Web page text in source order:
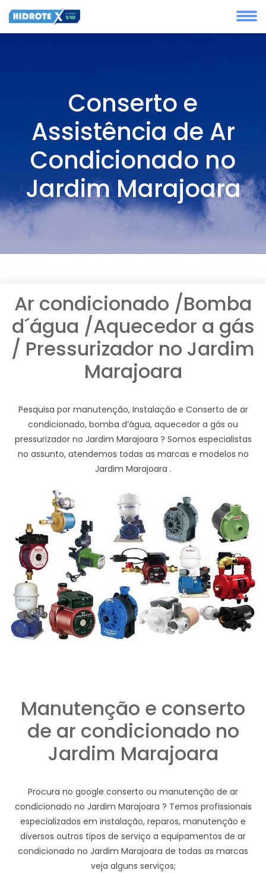
Conserto e
Assistência de Ar
Condicionado no
Jardim Marajoara
Ar condicionado /Bomba
d´água /Aquecedor a gás
/ Pressurizador no Jardim
Marajoara
Pesquisa por manutenção, Instalação e Conserto de ar
condicionado, bomba d’água, aquecedor a gás ou
pressurizador no Jardim Marajoara ? Somos especialistas
no assunto, atendemos todas as marcas e modelos no
Jardim Marajoara .
Manutenção e conserto
de ar condicionado no
Jardim Marajoara
Procura no google conserto ou manutenção de ar
condicionado no Jardim Marajoara ? Temos profissionais
especializados em instalação, reparos, manutenção e
diversos outros tipos de serviço a equipamentos de ar
condicionado no Jardim Marajoara de todas as marcas
veja alguns serviços;